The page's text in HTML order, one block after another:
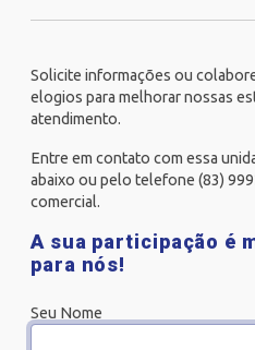
Solicite informações ou
elogios para melhorar nossas
atendimento.
Entre em contato com essa
abaixo ou pelo telefone (83)
comercial.
A sua participação é
para nós!
Seu Nome